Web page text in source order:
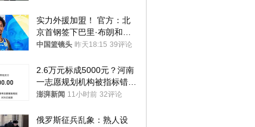
实力外援加盟！ 官方：北
京首钢签下巴里·布朗和桑
普森
中国篮镜头 昨天18:15 39评论
2.6万元标成5000元？河南
一志愿规划机构被指标错学
费致考生复读
澎湃新闻 11小时前 32评论
俄罗斯征兵乱象：熟人设